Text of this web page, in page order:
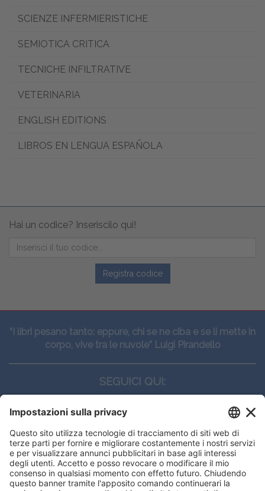
SCIENZE INFERMIERISTICHE
SEMIOTICA CRITICA
TECNICHE INFILTRATIVE
VETERINARIA
ENGLISH EDITIONS
LIBROS EN LENGUA ESPAÑOLA
Hai un codice? Inseriscilo qui!
Registra codice
“I libri pesano tanto: eppure, chi se ne ciba e se li mette in
corpo, vive tra le nuvole” Luigi Pirandello
SEGUICI QUI:
CONTATTI
Edi.Ermes srl
Viale E. Forlanini, 21 - 20134, Milano